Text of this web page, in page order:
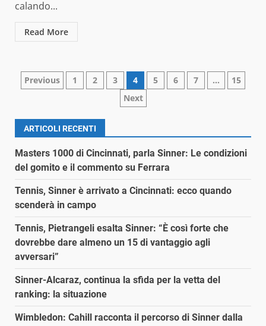
calando...
Read More
Paginazione
articoli
Previous 1 2 3 4 5 6 7 …
15
Next
ARTICOLI RECENTI
Masters 1000 di Cincinnati, parla Sinner: Le condizioni
del gomito e il commento su Ferrara
Tennis, Sinner è arrivato a Cincinnati: ecco quando
scenderà in campo
Tennis, Pietrangeli esalta Sinner: “È così forte che
dovrebbe dare almeno un 15 di vantaggio agli
avversari”
Sinner-Alcaraz, continua la sfida per la vetta del
ranking: la situazione
Wimbledon: Cahill racconta il percorso di Sinner dalla